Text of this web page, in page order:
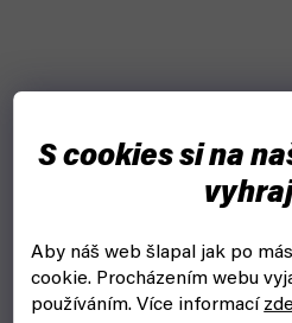
S cookies si na
Aby náš web šlapal jak po
cookie. Procházením webu
používáním. Více informací